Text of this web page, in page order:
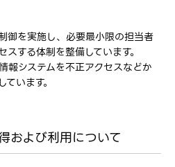
御を実施し、必要最小限の担当者
する体制を整備しています。
報システムを不正アクセスなどか
います。
および利用について